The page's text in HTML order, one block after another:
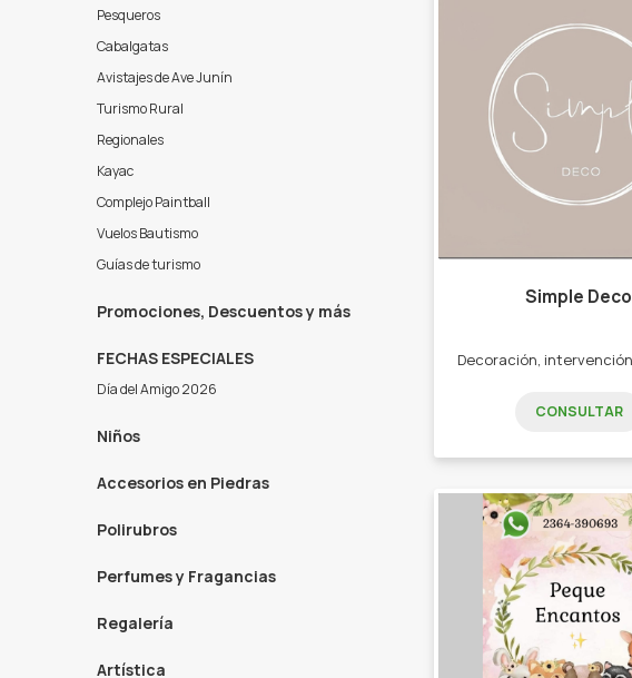
Pesqueros
Cabalgatas
Avistajes de Ave Junín
Turismo Rural
Regionales
Kayac
Complejo Paintball
Vuelos Bautismo
Guías de turismo
Promociones, Descuentos y más
FECHAS ESPECIALES
Día del Amigo 2026
Niños
Accesorios en Piedras
Polirubros
Perfumes y Fragancias
Regalería
Artística
Simple Deco
CONSULTAR